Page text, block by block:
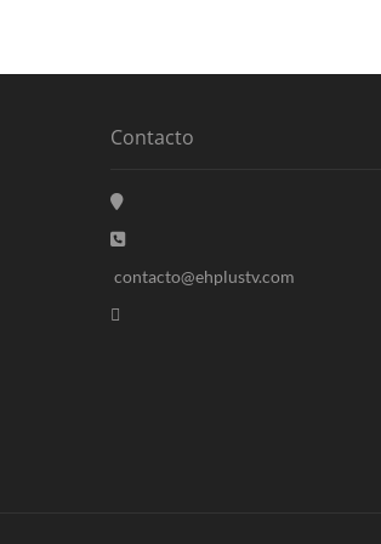
Contacto
contacto@ehplustv.com